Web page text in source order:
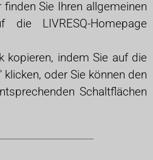
finden Sie Ihren allgemeinen
die LIVRESQ-Homepage
kopieren, indem Sie auf die
oder Sie können den
Schaltflächen